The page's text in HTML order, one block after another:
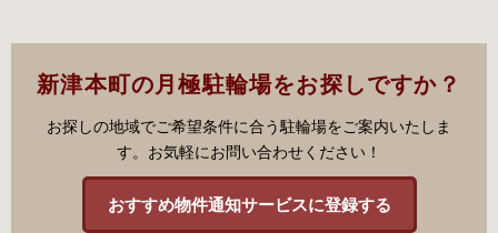
新津本町の月極駐輪場をお探しですか？
お探しの地域でご希望条件に合う駐輪場をご案内いたしま
す。お気軽にお問い合わせください！
おすすめ物件通知サービスに登録する